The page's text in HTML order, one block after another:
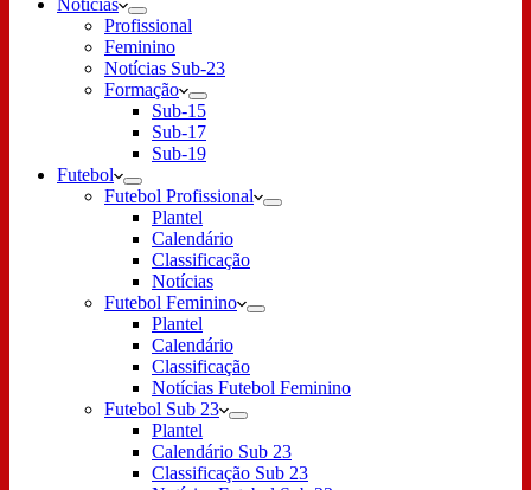
Notícias
Profissional
Feminino
Notícias Sub-23
Formação
Sub-15
Sub-17
Sub-19
Futebol
Futebol Profissional
Plantel
Calendário
Classificação
Notícias
Futebol Feminino
Plantel
Calendário
Classificação
Notícias Futebol Feminino
Futebol Sub 23
Plantel
Calendário Sub 23
Classificação Sub 23